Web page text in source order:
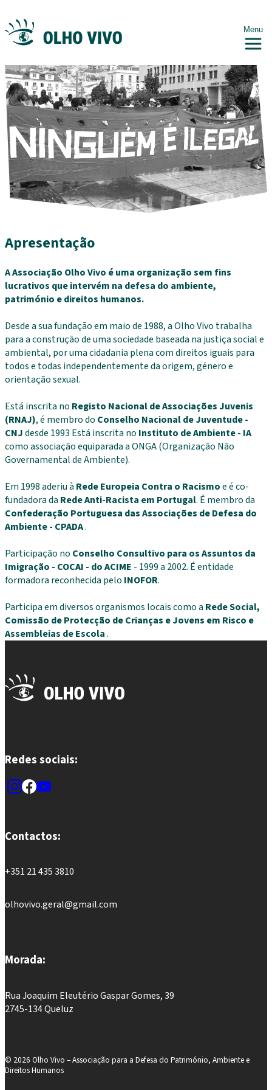
Menu
Apresentação
A Associação Olho Vivo é uma organização sem fins
lucrativos que intervém na defesa do ambiente,
património e direitos humanos.
Desde a sua fundação em maio de 1988, a Olho Vivo trabalha
para a construção de uma sociedade baseada na justiça social e
ambiental, por uma cidadania plena com direitos iguais para
todos e todas independentemente da origem, género e
orientação sexual.
Está inscrita no Registo Nacional de Associações Juvenis
(RNAJ), é membro do Conselho Nacional de Juventude -
CNJdesde 1993 Está inscrita no Instituto de Ambiente - IA
como associação equiparada a ONGA (Organização Não
Governamental de Ambiente).
Em 1998 aderiu à Rede Europeia Contra o Racismoe é co-
fundadora da Rede Anti-Racista em Portugal. É membro da
Confederação Portuguesa das Associações de Defesa do
Ambiente - CPADA.
Participação no Conselho Consultivo para os Assuntos da
Imigração - COCAI - do ACIME - 1999 a 2002. É entidade
formadora reconhecida pelo INOFOR.
Participa em diversos organismos locais como a Rede Social,
Comissão de Protecção de Crianças e Jovens em Risco e
Assembleias de Escola.
Redes sociais:
Contactos:
+351 21 435 3810
olhovivo.geral@gmail.com
Morada:
Rua Joaquim Eleutério Gaspar Gomes, 39
2745-134 Queluz
© 2026 Olho Vivo – Associação para a Defesa do Património, Ambiente e
Direitos Humanos